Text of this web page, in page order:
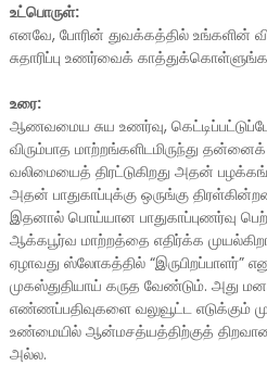
உட்பொருள்:
எனவே, போரின் துவக்கத்தில் உங்களின்
சுதாரிப்பு உணர்வைக்
உரை:
ஆணவமைய சுய உணர்வு,
விரும்பாத மாற்றங்களிடமிருந்து
வலிமையைத் திரட்டுகிறது அதன்
அதன் பாதுகாப்புக்கு ஒருங்கு
இதனால் பொய்யான பாதுகாப்புணர்வு
ஆக்கபூர்வ மாற்றத்தை எதிர்க்க
ஏழாவது ஸ்லோகத்தில்
முகஸ்துதியாய் கருத வேண்டும். அது
எண்ணப்பதிவுகளை வலுவூட்ட எடுக்கும்
உண்மையில் ஆன்மசத்யத்திற்குத்
அல்ல.